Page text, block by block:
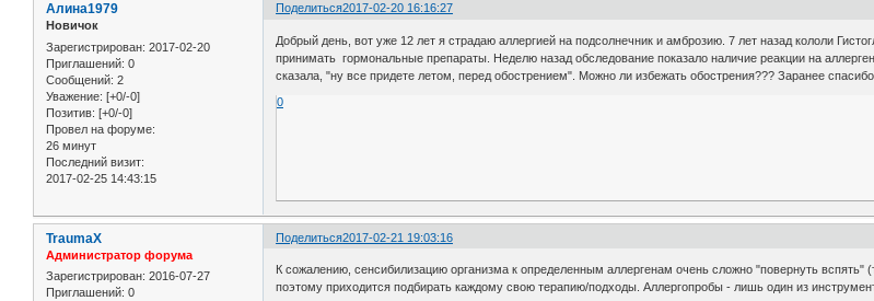
Поделиться2017-02-20 16:16:27
Алина1979
Новичок
Зарегистрирован: 2017-02-20
Приглашений: 0
Сообщений: 2
Уважение: [+0/-0]
Позитив: [+0/-0]
Провел на форуме:
26 минут
Последний визит:
2017-02-25 14:43:15
Добрый день, вот уже 12 лет я страдаю аллергией на подсолнечник и амброзию. 7 лет назад кололи
принимать гормональные препараты. Неделю назад обследование показало наличие реакции на
сказала, "ну все придете летом, перед обострением". Можно ли избежать обострения??? Заранее
0
Поделиться2017-02-21 19:03:16
TraumaX
Администратор форума
Зарегистрирован: 2016-07-27
Приглашений: 0
К сожалению, сенсибилизацию организма к определенным аллергенам очень сложно "повернуть
поэтому приходится подбирать каждому свою терапию/подходы. Аллергопробы - лишь один из